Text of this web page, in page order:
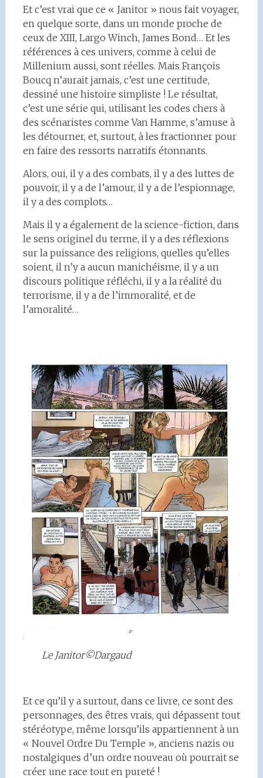
Et c’est vrai que ce « Janitor » nous fait voyager,
en quelque sorte, dans un monde proche de
ceux de XIII, Largo Winch, James Bond… Et les
références à ces univers, comme à celui de
Millenium aussi, sont réelles. Mais François
Boucq n’aurait jamais, c’est une certitude,
dessiné une histoire simpliste ! Le résultat,
c’est une série qui, utilisant les codes chers à
des scénaristes comme Van Hamme, s’amuse à
les détourner, et, surtout, à les fractionner pour
en faire des ressorts narratifs étonnants.
Alors, oui, il y a des combats, il y a des luttes de
pouvoir, il y a de l’amour, il y a de l’espionnage,
il y a des complots…
Mais il y a également de la science-fiction, dans
le sens originel du terme, il y a des réflexions
sur la puissance des religions, quelles qu’elles
soient, il n’y a aucun manichéisme, il y a un
discours politique réfléchi, il y a la réalité du
terrorisme, il y a de l’immoralité, et de
l’amoralité…
Le Janitor©Dargaud
Et ce qu’il y a surtout, dans ce livre, ce sont des
personnages, des êtres vrais, qui dépassent tout
stéréotype, même lorsqu’ils appartiennent à un
« Nouvel Ordre Du Temple », anciens nazis ou
nostalgiques d’un ordre nouveau où pourrait se
créer une race tout en pureté !